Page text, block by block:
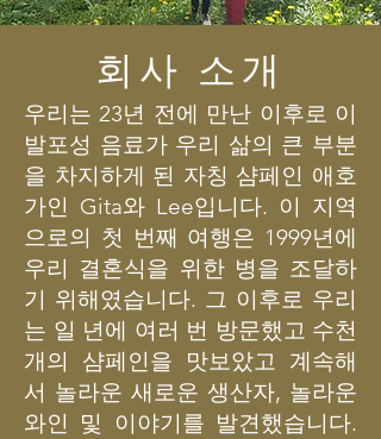
회사 소개
우리는 23년 전에 만난 이후로 이
발포성 음료가 우리 삶의 큰 부분
을 차지하게 된 자칭 샴페인 애호
가인 Gita와 Lee입니다. 이 지역
으로의 첫 번째 여행은 1999년에
우리 결혼식을 위한 병을 조달하
기 위해였습니다. 그 이후로 우리
는 일 년에 여러 번 방문했고 수천
개의 샴페인을 맛보았고 계속해
서 놀라운 새로운 생산자, 놀라운
와인 및 이야기를 발견했습니다.